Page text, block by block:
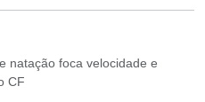
natação foca velocidade e
CF